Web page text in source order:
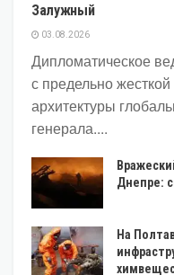
Залужный
03.08.2026
Дипломатическое
с предельно
архитектуры
генерала....
Днепре:
На